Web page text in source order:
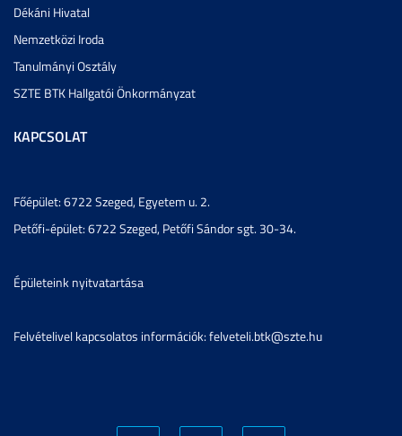
Dékáni Hivatal
Nemzetközi Iroda
Tanulmányi Osztály
SZTE BTK Hallgatói Önkormányzat
KAPCSOLAT
Főépület: 6722 Szeged, Egyetem u. 2.
Petőfi-épület: 6722 Szeged, Petőfi Sándor sgt. 30-34.
Épületeink nyitvatartása
Felvételivel kapcsolatos információk: felveteli.btk@szte.hu